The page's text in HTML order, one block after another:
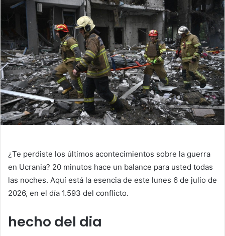
¿Te perdiste los últimos acontecimientos sobre la guerra
en Ucrania? 20 minutos hace un balance para usted todas
las noches. Aquí está la esencia de este lunes 6 de julio de
2026, en el día 1.593 del conflicto.
hecho del dia